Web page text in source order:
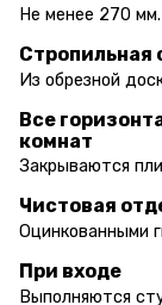
Не менее 270
Стропильная
Из обрезной
Все
комнат
Закрываются
Чистовая
Оцинкованными
При входе
Выполняются